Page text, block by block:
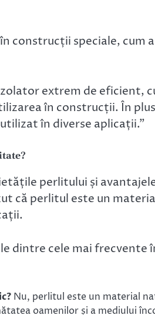
construcții speciale, cum
extrem de eficient,
în construcții. În
în diverse aplicații.”
perlitului și
că perlitul este un
dintre cele mai
Nu, perlitul este un material
oamenilor și a mediului